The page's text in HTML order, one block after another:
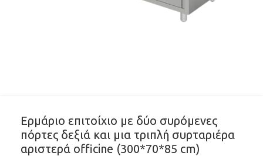
Ερμάριο επιτοίχιο με δύο συρόμενες
πόρτες δεξιά και μια τριπλή συρταριέρα
αριστερά officine (300*70*85 cm)